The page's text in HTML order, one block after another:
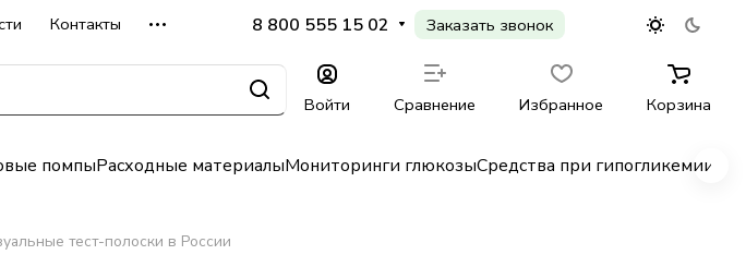
Контакты 8 800 555 15 02 Заказать звонок
Войти Сравнение Избранное Корзина
помпыРасходные материалыМониторинги глюкозыСредства при гипогликемии
тест-полоски в России